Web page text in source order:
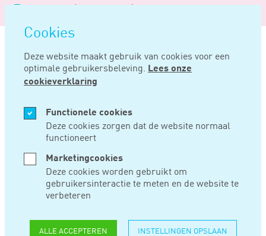
overslaan
Cookies
Deze website maakt gebruik van cookies voor een
optimale gebruikersbeleving. Lees onze
cookieverklaring
Functionele cookies
Deze cookies zorgen dat de website normaal
functioneert
Marketingcookies
Deze cookies worden gebruikt om
gebruikersinteractie te meten en de website te
verbeteren
ALLE ACCEPTEREN INSTELLINGEN OPSLAAN
Logo
Noord
Negentig
Home Nieuws
MEI 14, 2025
HEROPENING
VEREFFENING BV
BEÏNVLOEDT IB-
HEFFING NIET